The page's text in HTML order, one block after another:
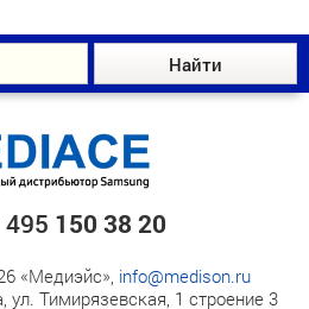
495 150 38 20
«Медиэйс», info@medison.ru
ул. Тимирязевская, 1 строение 3